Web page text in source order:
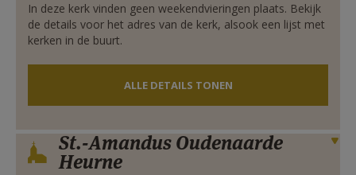
STARTPAGINA PORTAAL
AANMELDEN OF REGISTREREN
In deze kerk vinden geen weekendvieringen plaats. Bekijk
de details voor het adres van de kerk, alsook een lijst met
kerken in de buurt.
ALLE DETAILS TONEN
Verbergen
St.-Amandus Oudenaarde
Heurne